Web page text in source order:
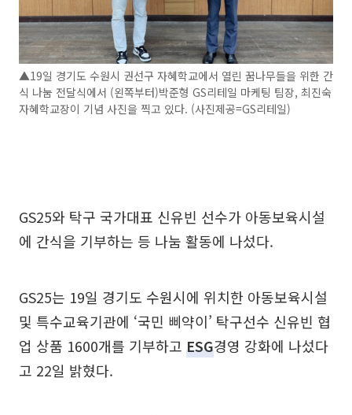
▲19일 경기도 수원시 권선구 자혜학교에서 열린 꿈나무들을 위한 간
식 나눔 전달식에서 (왼쪽부터)박준형 GS리테일 마케팅 팀장, 최진숙
자혜학교장이 기념 사진을 찍고 있다. (사진제공=GS리테일)
GS25와 탁구 국가대표 신유빈 선수가 아동보육시설
에 간식을 기부하는 등 나눔 활동에 나섰다.
GS25는 19일 경기도 수원시에 위치한 아동보육시설
및 특수교육기관에 ‘국민 삐약이’ 탁구선수 신유빈 협
업 상품 1600개를 기부하고 ESG경영 강화에 나섰다
고 22일 밝혔다.